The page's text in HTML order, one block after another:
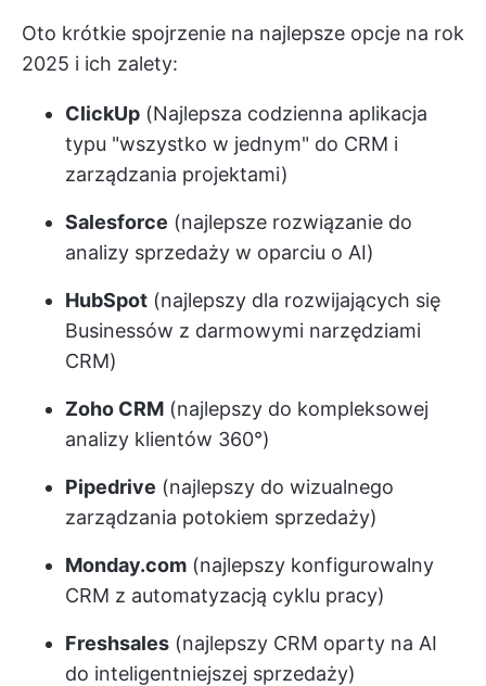
Oto krótkie spojrzenie na najlepsze opcje na rok
2025 i ich zalety:
ClickUp (Najlepsza codzienna aplikacja
typu "wszystko w jednym" do CRM i
zarządzania projektami)
Salesforce (najlepsze rozwiązanie do
analizy sprzedaży w oparciu o AI)
HubSpot (najlepszy dla rozwijających się
Businessów z darmowymi narzędziami
CRM)
Zoho CRM (najlepszy do kompleksowej
analizy klientów 360°)
Pipedrive (najlepszy do wizualnego
zarządzania potokiem sprzedaży)
Monday.com (najlepszy konfigurowalny
CRM z automatyzacją cyklu pracy)
Freshsales (najlepszy CRM oparty na AI
do inteligentniejszej sprzedaży)